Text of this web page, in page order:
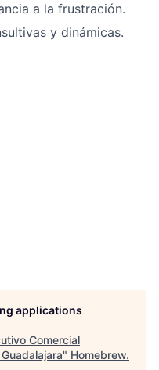
a la frustración.
y dinámicas.
applications
Comercial
" Homebrew.